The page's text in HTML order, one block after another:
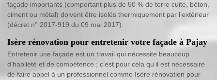
façade importants (comportant plus de 50 % de terre cuite, béton,
ciment ou métal) doivent être isolés thermiquement par l’extérieur
(décret n° 2017-919 du 09 mai 2017).
Isère rénovation pour entretenir votre façade à Pajay
Entretenir une façade est un travail qui nécessite beaucoup
d’habileté et de compétence ; c’est pour cela qu’il est nécessaire
de faire appel à un professionnel comme Isère rénovation pour